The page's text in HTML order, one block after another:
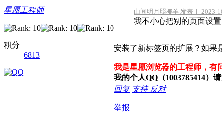
星愿工程师
积分
6813
山间明月照椰羊 发表于 2023-
我不小心把别的页面设
安装了新标签页的扩展？如果
我是星愿浏览器的工程师，有
我的个人QQ（1003785414）
回复 支持 反对
举报